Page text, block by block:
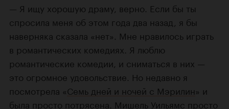
Я ищу хорошую драму, верно. Если бы ты
спросила меня об этом года два назад, я бы
наверняка сказала «нет». Мне нравилось играть
в романтических комедиях. Я люблю
романтические комедии, и сниматься в них —
это огромное удовольствие. Но недавно я
посмотрела «Семь дней и ночей с Мэрилин» и
была просто потрясена. Мишель Уильямс просто